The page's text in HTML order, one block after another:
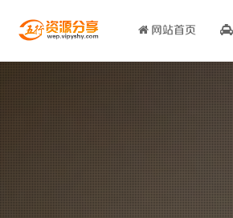
网站首页